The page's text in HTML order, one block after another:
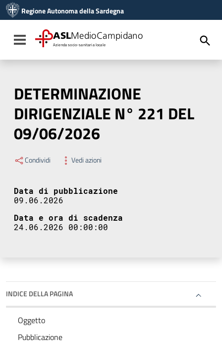
Vai al menu di navigazione
Vai al footer
Regione Autonoma della Sardegna
Toggle navigation
ASLMedioCampidano
Azienda socio-sanitaria locale
DETERMINAZIONE
DIRIGENZIALE N° 221 DEL
09/06/2026
Condividi Vedi azioni
Data di pubblicazione
09.06.2026
Data e ora di scadenza
24.06.2026 00:00:00
INDICE DELLA PAGINA
Oggetto
Pubblicazione